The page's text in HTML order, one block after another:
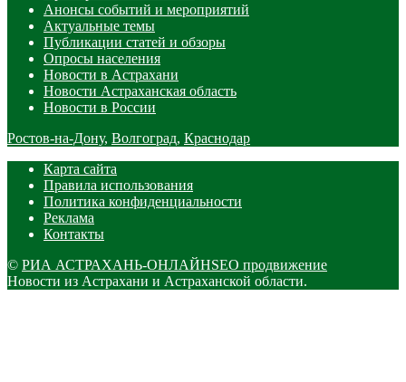
Анонсы событий и мероприятий
Актуальные темы
Публикации статей и обзоры
Опросы населения
Новости в Астрахани
Новости Астраханская область
Новости в России
Ростов-на-Дону, Волгоград, Краснодар
Карта сайта
Правила использования
Политика конфиденциальности
Реклама
Контакты
© РИА АСТРАХАНЬ-ОНЛАЙНSEO продвижение
Новости из Астрахани и Астраханской области.